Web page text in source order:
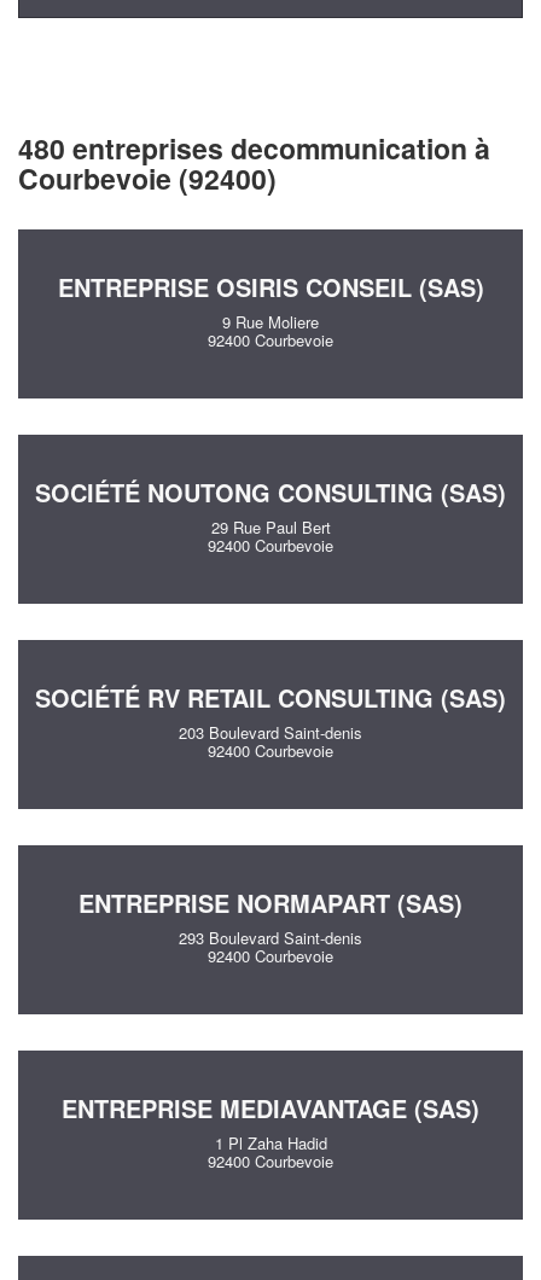
480 entreprises decommunication à
Courbevoie (92400)
ENTREPRISE OSIRIS CONSEIL (SAS)
9 Rue Moliere
92400 Courbevoie
SOCIÉTÉ NOUTONG CONSULTING (SAS)
29 Rue Paul Bert
92400 Courbevoie
SOCIÉTÉ RV RETAIL CONSULTING (SAS)
203 Boulevard Saint-denis
92400 Courbevoie
ENTREPRISE NORMAPART (SAS)
293 Boulevard Saint-denis
92400 Courbevoie
ENTREPRISE MEDIAVANTAGE (SAS)
1 Pl Zaha Hadid
92400 Courbevoie